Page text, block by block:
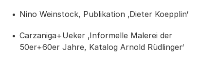
Nino Weinstock, Publikation ‚Dieter Koepplin‘
Carzaniga+Ueker ‚Informelle Malerei der
50er+60er Jahre, Katalog Arnold Rüdlinger‘